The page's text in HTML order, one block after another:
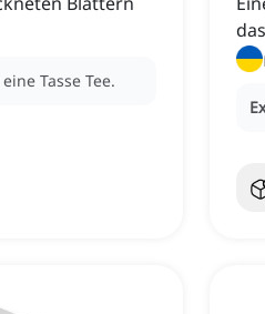
Tasse Tee.